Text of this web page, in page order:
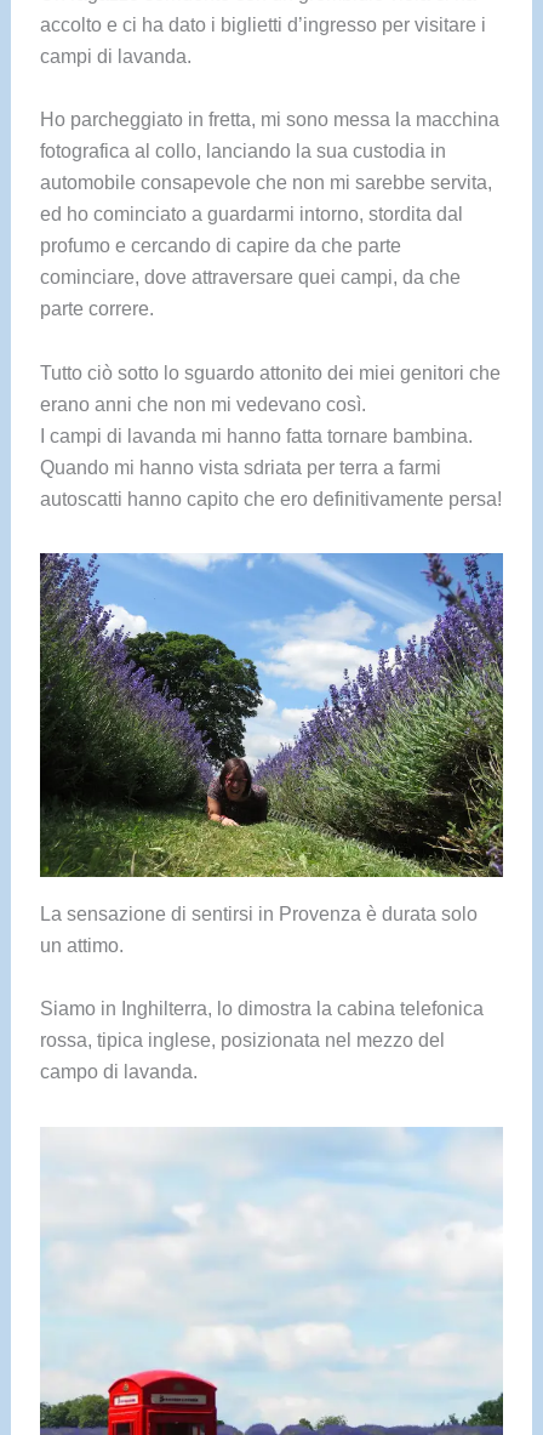
accolto e ci ha dato i biglietti d’ingresso per visitare i
campi di lavanda.
Ho parcheggiato in fretta, mi sono messa la macchina
fotografica al collo, lanciando la sua custodia in
automobile consapevole che non mi sarebbe servita,
ed ho cominciato a guardarmi intorno, stordita dal
profumo e cercando di capire da che parte
cominciare, dove attraversare quei campi, da che
parte correre.
Tutto ciò sotto lo sguardo attonito dei miei genitori che
erano anni che non mi vedevano così.
I campi di lavanda mi hanno fatta tornare bambina.
Quando mi hanno vista sdriata per terra a farmi
autoscatti hanno capito che ero definitivamente persa!
La sensazione di sentirsi in Provenza è durata solo
un attimo.
Siamo in Inghilterra, lo dimostra la cabina telefonica
rossa, tipica inglese, posizionata nel mezzo del
campo di lavanda.